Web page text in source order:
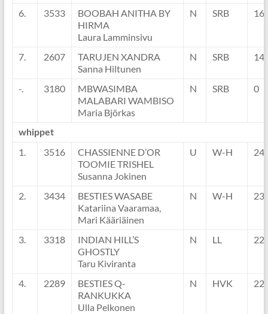
6. 3533
BOOBAH ANITHA BY
HIRMA
Laura Lamminsivu
N SRB
7. 2607
TARUJEN XANDRA
Sanna Hiltunen
N SRB
-. 3180
MBWASIMBA
MALABARI WAMBISO
Maria Björkas
N SRB 0
whippet
1. 3516
CHASSIENNE D’OR
TOOMIE TRISHEL
Susanna Jokinen
U W-H
2. 3434
BESTIES WASABE
Katariina Vaaramaa,
Mari Kääriäinen
N W-H
3. 3318
INDIAN HILL’S
GHOSTLY
Taru Kiviranta
N LL
4. 2289
BESTIES Q-
RANKUKKA
Ulla Pelkonen
N HVK